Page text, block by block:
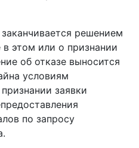
решением
в этом или о признании
об отказе выносится
условиям
заявки
по запросу